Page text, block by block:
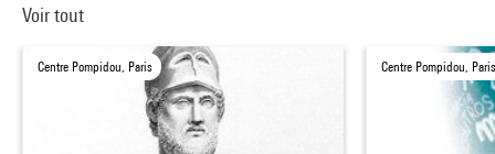
Voir tout
Centre Pompidou, Paris Centre Pompidou,